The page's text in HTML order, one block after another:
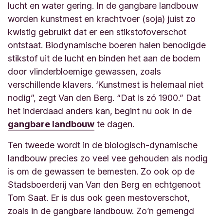
lucht en water gering. In de gangbare landbouw
worden kunstmest en krachtvoer (soja) juist zo
kwistig gebruikt dat er een stikstofoverschot
ontstaat. Biodynamische boeren halen benodigde
stikstof uit de lucht en binden het aan de bodem
door vlinderbloemige gewassen, zoals
verschillende klavers. ‘Kunstmest is helemaal niet
nodig”, zegt Van den Berg. “Dat is zó 1900.” Dat
het inderdaad anders kan, begint nu ook in de
gangbare landbouw te dagen.
Ten tweede wordt in de biologisch-dynamische
landbouw precies zo veel vee gehouden als nodig
is om de gewassen te bemesten. Zo ook op de
Stadsboerderij van Van den Berg en echtgenoot
Tom Saat. Er is dus ook geen mestoverschot,
zoals in de gangbare landbouw. Zo’n gemengd